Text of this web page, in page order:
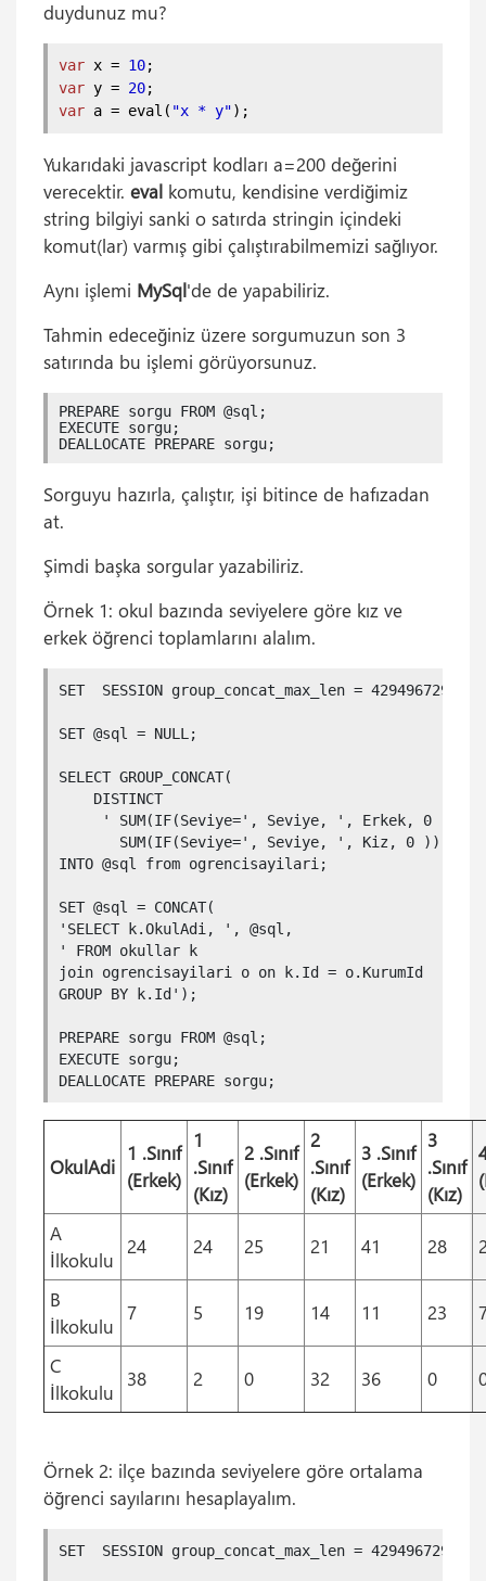
duydunuz mu?
var x = 10;
var y = 20;
var a = eval( "x * y");
Yukarıdaki javascript kodları a=200 değerini
verecektir. eval komutu, kendisine verdiğimiz
string bilgiyi sanki o satırda stringin içindeki
komut(lar) varmış gibi çalıştırabilmemizi sağlıyor.
Aynı işlemi MySql'de de yapabiliriz.
Tahmin edeceğiniz üzere sorgumuzun son 3
satırında bu işlemi görüyorsunuz.
PREPARE sorgu FROM @sql;
EXECUTE sorgu;
DEALLOCATE PREPARE sorgu;
Sorguyu hazırla, çalıştır, işi bitince de hafızadan
at.
Şimdi başka sorgular yazabiliriz.
Örnek 1: okul bazında seviyelere göre kız ve
erkek öğrenci toplamlarını alalım.
SET  SESSION group_concat_max_len = 4294967295;
SET @sql = NULL;
SELECT GROUP_CONCAT(
    DISTINCT
' SUM(IF(Seviye=', Seviye, ', Erkek, 0 ))
SUM(IF(Seviye=', Seviye, ', Kiz, 0 )) as
INTO @sql from ogrencisayilari;
SET @sql = CONCAT(
'SELECT k.OkulAdi, ', @sql,
' FROM okullar k
join ogrencisayilari o on k.Id = o.KurumId
GROUP BY k.Id');
PREPARE sorgu FROM @sql;
EXECUTE sorgu;
DEALLOCATE PREPARE sorgu;
OkulAdi
1 .Sınıf
(Erkek)
1
.Sınıf
(Kız)
2 .Sınıf
(Erkek)
2
.Sınıf
(Kız)
3 .Sınıf
(Erkek)
3
.Sınıf
(Kız)
A
İlkokulu
24 24 25 21 41 28
B
İlkokulu
7 5 19 14 11 23
C
İlkokulu
38 2 0 32 36 0
Örnek 2: ilçe bazında seviyelere göre ortalama
öğrenci sayılarını hesaplayalım.
SET  SESSION group_concat_max_len = 4294967295;